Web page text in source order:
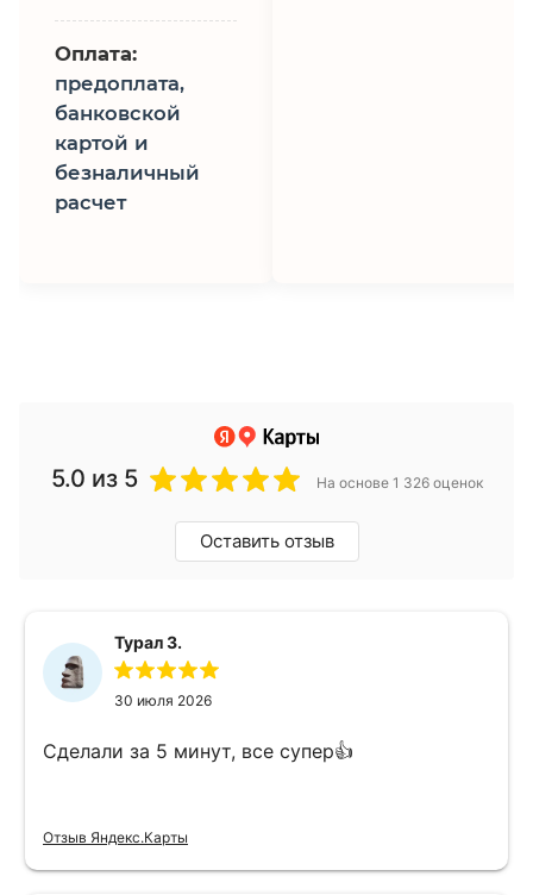
Оплата:
предоплата,
банковской
картой и
безналичный
расчет
5.0 из 5 На основе 1 326 оценок
Оставить отзыв
Турал З.
30 июля 2026
Сделали за 5 минут, все супер👍
Отзыв Яндекс.Карты